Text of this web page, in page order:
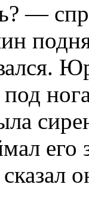
—
его